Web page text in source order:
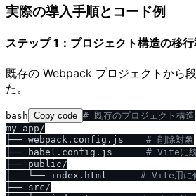
実際の導入手順とコード例
ステップ 1：プロジェクト構造の移
既存の Webpack プロジェクトから
た。
bash Copy code # 既存のプロジェクト構造
my-app/
├── webpack.config.js # 削除対象
├── babel.config.js # Viteに
├── public/
│   └── index.html # Vite用に
├── src/